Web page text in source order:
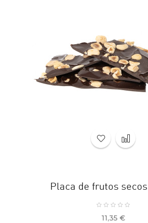
Placa de frutos
Precio
11,35 €